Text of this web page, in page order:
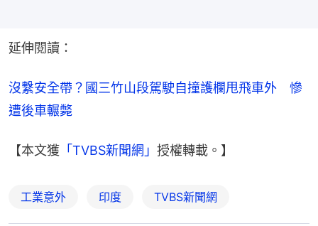
延伸閱讀：
沒繫安全帶？國三竹山段駕駛自撞護欄甩飛車外　慘
遭後車輾斃
【本文獲 「TVBS新聞網」 授權轉載。】
工業意外 印度 TVBS新聞網